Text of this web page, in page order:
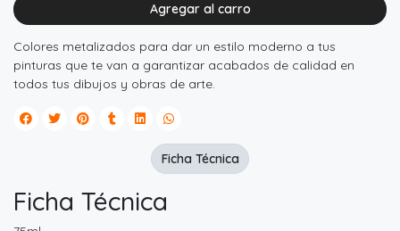
Agregar al carro
Colores metalizados para dar un estilo moderno a tus
pinturas que te van a garantizar acabados de calidad en
todos tus dibujos y obras de arte.
Ficha Técnica
Ficha Técnica